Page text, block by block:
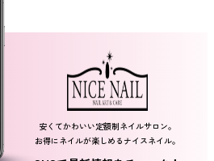
安くてかわいい定額制ネイルサロン。
お得にネイルが楽しめるナイスネイル。